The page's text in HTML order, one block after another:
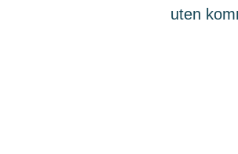
uten